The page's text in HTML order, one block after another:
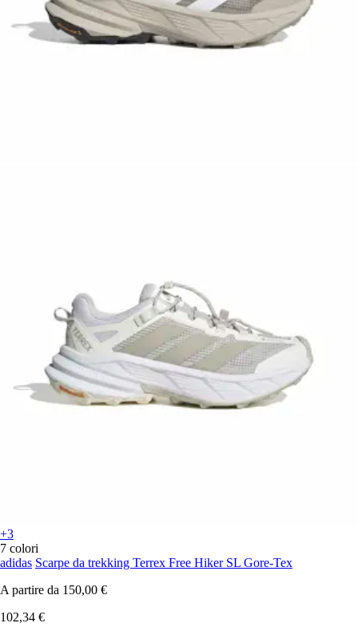
+3
7 colori
adidas Scarpe da trekking Terrex Free Hiker SL Gore-Tex
A partire da 150,00 €
102,34 €